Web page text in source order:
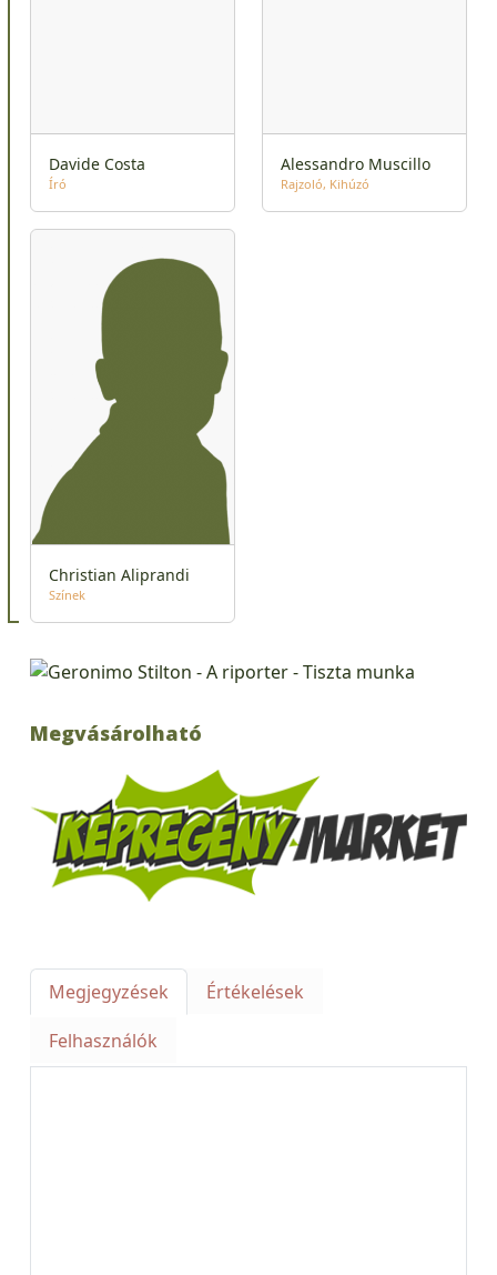
Davide Costa
Író
Alessandro Muscillo
Rajzoló Kihúzó
Christian Aliprandi
Színek
Megvásárolható
Megjegyzések
Értékelések
Felhasználók